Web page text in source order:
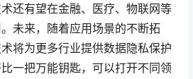
还有望在金融、医疗、物联网等
未来，随着应用场景的不断拓
将为更多行业提供数据隐私保护
一把万能钥匙，可以打开不同领